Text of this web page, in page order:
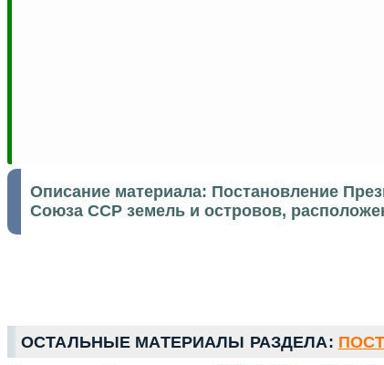
Описание материала: Постановление
Союза ССР земель и островов,
ОСТАЛЬНЫЕ МАТЕРИАЛЫ РАЗДЕЛА: